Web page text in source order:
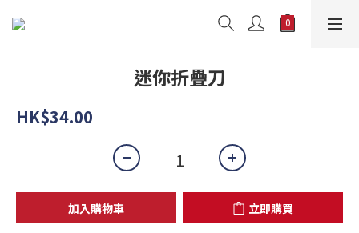
迷你折疊刀
HK$34.00
加入購物車 立即購買